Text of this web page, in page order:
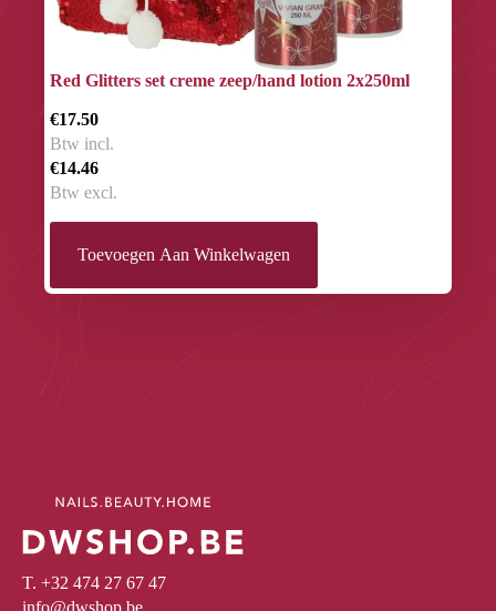
Red Glitters set creme zeep/hand lotion 2x250ml
€17.50
Btw incl.
€14.46
Btw excl.
Toevoegen Aan Winkelwagen
T. +32 474 27 67 47
info@dwshop.be